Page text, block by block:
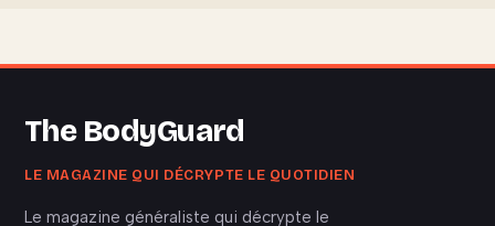
The BodyGuard
LE MAGAZINE QUI DÉCRYPTE LE QUOTIDIEN
Le magazine généraliste qui décrypte le